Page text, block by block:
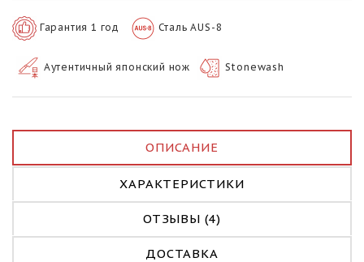
Гарантия 1 год Сталь AUS-8
Аутентичный японский нож Stonewash
ОПИСАНИЕ
ХАРАКТЕРИСТИКИ
ОТЗЫВЫ (4)
ДОСТАВКА